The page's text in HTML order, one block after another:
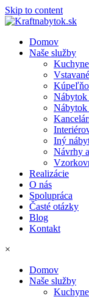
Skip to content
Domov
Naše služby
Nábytok
Nábytok
Iný
Návrhy
Realizácie
O nás
Spolupráca
Časté otázky
Blog
Kontakt
×
Domov
Naše služby